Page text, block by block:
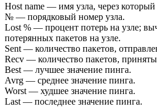
Host name — имя узла, через
№ — порядковый номер узла.
Lost % — процент потерь на узле;
потерянных пакетов на узле.
Sent — количество пакетов,
Recv — количество пакетов,
Best — лучшее значение пинга.
Avrg — среднее значение пинга.
Worst — худшее значение пинга.
Last — последнее значение пинга.